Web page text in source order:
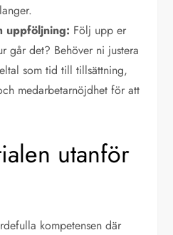
uppföljning: Följ upp er
går det? Behöver ni justera
som tid till tillsättning,
medarbetarnöjdhet för att
utanför
kompetensen där